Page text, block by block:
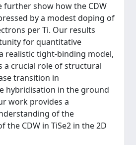
further show how the CDW
by a modest doping of
per Ti. Our results
for quantitative
realistic tight-binding model,
a crucial role of structural
transition in
hybridisation in the ground
work provides a
of the
the CDW in TiSe2 in the 2D